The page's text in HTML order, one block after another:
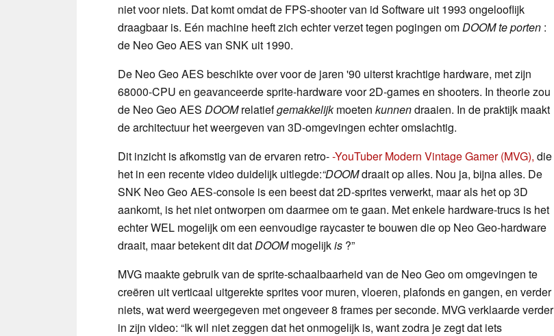
niet voor niets. Dat komt omdat de FPS-shooter van id Software uit 1993 ongelooflijk
draagbaar is. Eén machine heeft zich echter verzet tegen pogingen omDOOM te porten :
de Neo Geo AES van SNK uit 1990.
De Neo Geo AES beschikte over voor de jaren '90 uiterst krachtige hardware, met zijn
68000-CPU en geavanceerde sprite-hardware voor 2D-games en shooters. In theorie zou
de Neo Geo AES DOOMrelatiefgemakkelijkmoeten kunnendraaien. In de praktijk maakt
de architectuur het weergeven van 3D-omgevingen echter omslachtig.
Dit inzicht is afkomstig van de ervaren retro--YouTuber Modern Vintage Gamer (MVG), die
het in een recente video duidelijk uitlegde:“DOOMdraait op alles. Nou ja, bijna alles. De
SNK Neo Geo AES-console is een beest dat 2D-sprites verwerkt, maar als het op 3D
aankomt, is het niet ontworpen om daarmee om te gaan. Met enkele hardware-trucs is het
echter WEL mogelijk om een eenvoudige raycaster te bouwen die op Neo Geo-hardware
draait, maar betekent dit datDOOMmogelijkis ?”
MVG maakte gebruik van de sprite-schaalbaarheid van de Neo Geo om omgevingen te
creëren uit verticaal uitgerekte sprites voor muren, vloeren, plafonds en gangen, en verder
niets, wat werd weergegeven met ongeveer 8 frames per seconde. MVG verklaarde verder
in zijn video: “Ik wil niet zeggen dat het onmogelijk is, want zodra je zegt dat iets